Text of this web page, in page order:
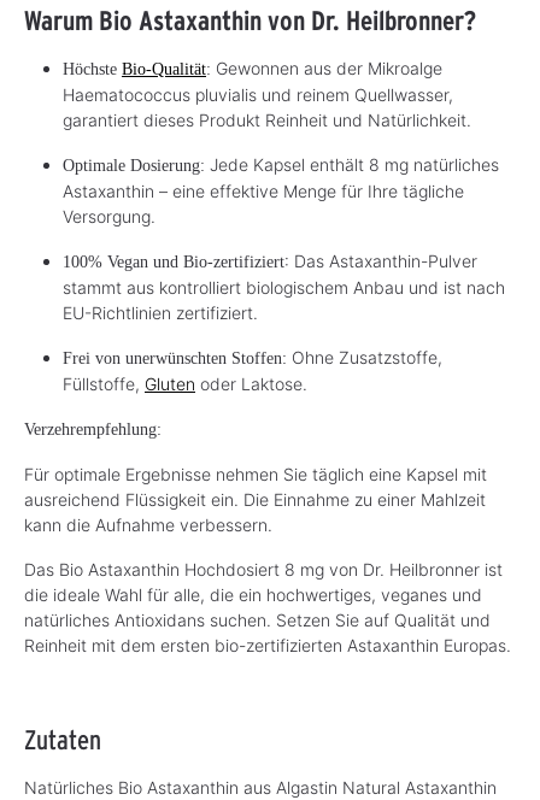
Warum Bio Astaxanthin von Dr. Heilbronner?
Höchste Bio-Qualität: Gewonnen aus der Mikroalge
Haematococcus pluvialis und reinem Quellwasser,
garantiert dieses Produkt Reinheit und Natürlichkeit.
Optimale Dosierung: Jede Kapsel enthält 8 mg natürliches
Astaxanthin – eine effektive Menge für Ihre tägliche
Versorgung.
100% Vegan und Bio-zertifiziert: Das Astaxanthin-Pulver
stammt aus kontrolliert biologischem Anbau und ist nach
EU-Richtlinien zertifiziert.
Frei von unerwünschten Stoffen: Ohne Zusatzstoffe,
Füllstoffe, Gluten oder Laktose.
Verzehrempfehlung:
Für optimale Ergebnisse nehmen Sie täglich eine Kapsel mit
ausreichend Flüssigkeit ein. Die Einnahme zu einer Mahlzeit
kann die Aufnahme verbessern.​
Das Bio Astaxanthin Hochdosiert 8 mg von Dr. Heilbronner ist
die ideale Wahl für alle, die ein hochwertiges, veganes und
natürliches Antioxidans suchen. Setzen Sie auf Qualität und
Reinheit mit dem ersten bio-zertifizierten Astaxanthin Europas.
Zutaten
Natürliches Bio Astaxanthin aus Algastin Natural Astaxanthin